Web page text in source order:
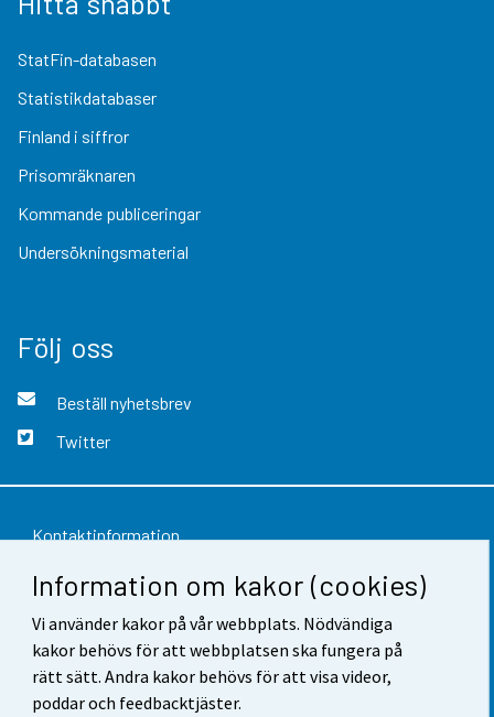
Information om kakor (cookies)
Vi använder kakor på vår webbplats. Nödvändiga
kakor behövs för att webbplatsen ska fungera på
rätt sätt. Andra kakor behövs för att visa videor,
poddar och feedbacktjäster.
StatFin-databasen
Statistikdatabaser
Finland i siffror
Prisomräknaren
Kommande publiceringar
Undersökningsmaterial
Följ oss
Beställ nyhetsbrev
Twitter
Kontaktinformation
Respons
Användarvillkor
Dataskydd
Tillgänglighet